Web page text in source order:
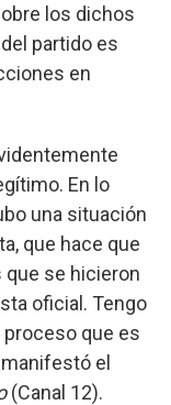
los dichos
partido es
en
En lo
una situación
que hace que
que se hicieron
oficial. Tengo
que es
el
(Canal 12).